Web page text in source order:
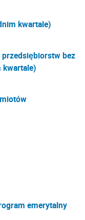
kwartale)
bez
kwartale)
emerytalny